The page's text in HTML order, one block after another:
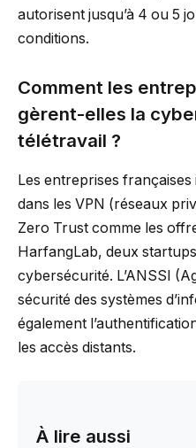
autorisent jusqu’à 4 ou 5
conditions.
Comment les
gèrent-elles la
télétravail ?
Les entreprises
dans les VPN (réseaux
Zero Trust comme les
HarfangLab, deux
cybersécurité. L’ANSSI
sécurité des systèmes
également
les accès distants.
À lire aussi